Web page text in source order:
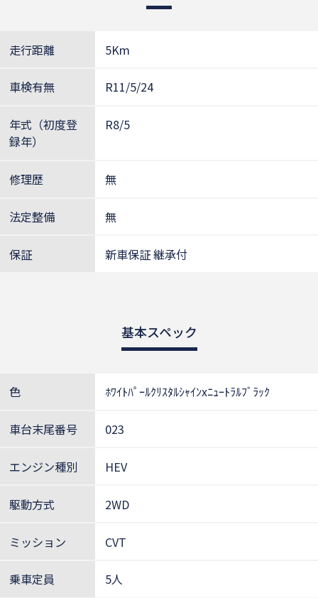
走行距離 5Km
車検有無 R11/5/24
年式（初度登
録年）
R8/5
修理歴 無
法定整備 無
保証 新車保証 継承付
基本スペック
色 ﾎﾜｲﾄﾊﾟｰﾙｸﾘｽﾀﾙｼｬｲﾝxﾆｭｰﾄﾗﾙﾌﾞﾗｯｸ
車台末尾番号 023
エンジン種別 HEV
駆動方式 2WD
ミッション CVT
乗車定員 5人